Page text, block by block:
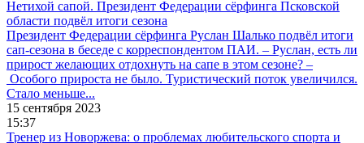
Нетихой сапой. Президент Федерации сёрфинга Псковской
области подвёл итоги сезона
Президент Федерации сёрфинга Руслан Шалько подвёл итоги
сап-сезона в беседе с корреспондентом ПАИ. – Руслан, есть ли
прирост желающих отдохнуть на сапе в этом сезоне? –
Особого прироста не было. Туристический поток увеличился.
Стало меньше...
15 сентября 2023
15:37
Тренер из Новоржева: о проблемах любительского спорта и